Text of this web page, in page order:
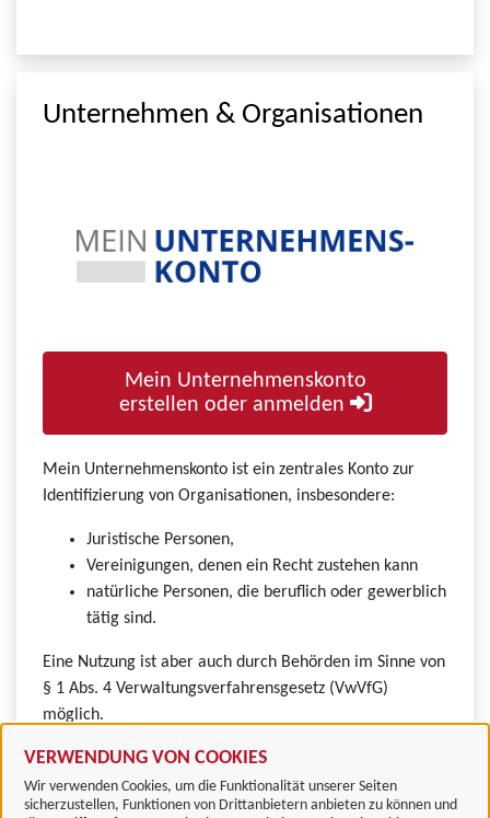
VERWENDUNG VON COOKIES
Wir verwenden Cookies, um die Funktionalität unserer Seiten
sicherzustellen, Funktionen von Drittanbietern anbieten zu können und
Unternehmen & Organisationen
Mein Unternehmenskonto
erstellen oder anmelden
Mein Unternehmenskonto ist ein zentrales Konto zur
Identifizierung von Organisationen, insbesondere:
Juristische Personen,
Vereinigungen, denen ein Recht zustehen kann
natürliche Personen, die beruflich oder gewerblich
tätig sind.
Eine Nutzung ist aber auch durch Behörden im Sinne von
§ 1 Abs. 4 Verwaltungsverfahrensgesetz (VwVfG)
möglich.